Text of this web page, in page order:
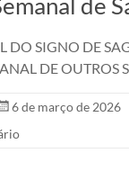
DO SIGNO DE
DE OUTROS
6 de março de 2026